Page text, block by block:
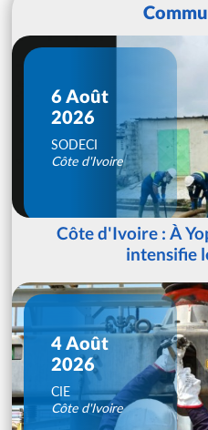
6 Août
2026
SODECI
Côte d'Ivoire
Côte d'Ivoire : À
intensifie
4 Août
2026
CIE
Côte d'Ivoire